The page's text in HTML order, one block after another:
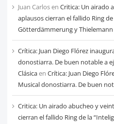
Juan Carlosen Critica: Un airado
aplausos cierran el fallido Ring
Götterdämmerung y
Crítica: Juan Diego Flórez
donostiarra. De buen notable a
Clásicaen Crítica: Juan Diego
Musical donostiarra. De buen
Critica: Un airado abucheo y
cierran el fallido Ring de la